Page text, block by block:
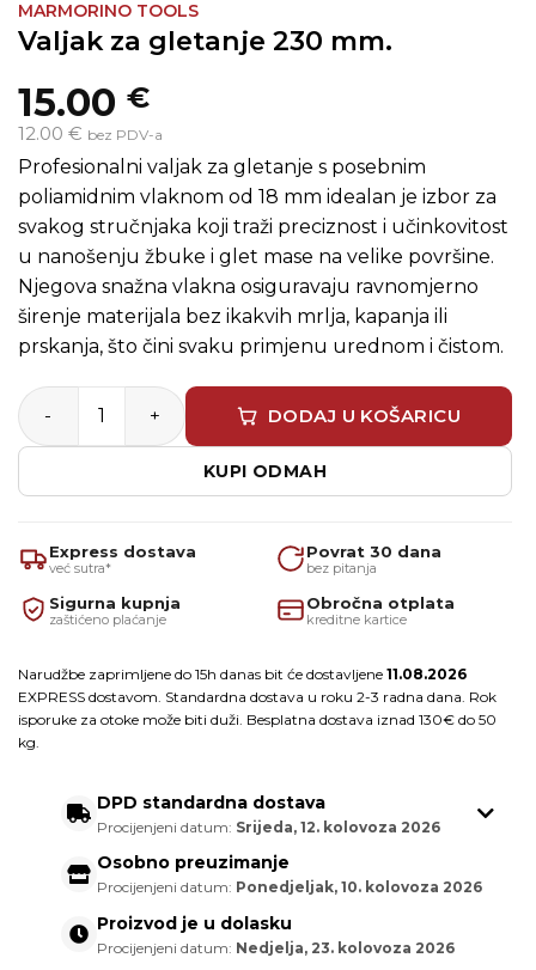
MARMORINO TOOLS
Valjak za gletanje 230 mm.
15.00 €
12.00 € bez PDV-a
Profesionalni valjak za gletanje s posebnim
poliamidnim vlaknom od 18 mm idealan je izbor za
svakog stručnjaka koji traži preciznost i učinkovitost
u nanošenju žbuke i glet mase na velike površine.
Njegova snažna vlakna osiguravaju ravnomjerno
širenje materijala bez ikakvih mrlja, kapanja ili
prskanja, što čini svaku primjenu urednom i čistom.
Valjak za gletanje 230 mm. količina
DODAJ U KOŠARICU
KUPI ODMAH
Express dostava
već sutra*
Povrat 30 dana
bez pitanja
Sigurna kupnja
zaštićeno plaćanje
Obročna otplata
kreditne kartice
Narudžbe zaprimljene do 15h danas bit će dostavljene 11.08.2026
EXPRESS dostavom. Standardna dostava u roku 2-3 radna dana. Rok
isporuke za otoke može biti duži. Besplatna dostava iznad 130€ do 50
kg.
DPD standardna dostava
Procijenjeni datum: Srijeda, 12. kolovoza 2026
Osobno preuzimanje
Procijenjeni datum: Ponedjeljak, 10. kolovoza 2026
Proizvod je u dolasku
Procijenjeni datum: Nedjelja, 23. kolovoza 2026